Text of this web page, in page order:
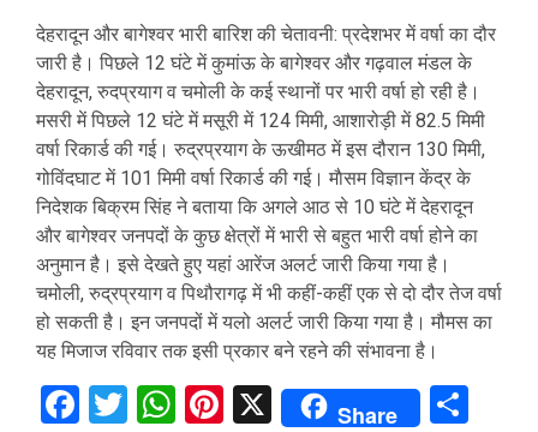
देहरादून और बागेश्वर भारी बारिश की चेतावनी: प्रदेशभर में वर्षा का दौर
जारी है। पिछले 12 घंटे में कुमांऊ के बागेश्वर और गढ़वाल मंडल के
देहरादून, रुदप्रयाग व चमोली के कई स्थानों पर भारी वर्षा हो रही है।
मसरी में पिछले 12 घंटे में मसूरी में 124 मिमी, आशारोड़ी में 82.5 मिमी
वर्षा रिकार्ड की गई। रुद्रप्रयाग के ऊखीमठ में इस दौरान 130 मिमी,
गोविंदघाट में 101 मिमी वर्षा रिकार्ड की गई। माैसम विज्ञान केंद्र के
निदेशक बिक्रम सिंह ने बताया कि अगले आठ से 10 घंटे में देहरादून
और बागेश्वर जनपदों के कुछ क्षेत्रों में भारी से बहुत भारी वर्षा होने का
अनुमान है। इसे देखते हुए यहां आरेंज अलर्ट जारी किया गया है।
चमोली, रुद्रप्रयाग व पिथौरागढ़ में भी कहीं-कहीं एक से दो दौर तेज वर्षा
हो सकती है। इन जनपदों में यलो अलर्ट जारी किया गया है। मौमस का
यह मिजाज रविवार तक इसी प्रकार बने रहने की संभावना है।
Facebook
Twitter
WhatsApp
Pinterest
X Share